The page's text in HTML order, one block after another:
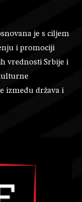
je s ciljem
i promociji
vrednosti Srbije i
između država i